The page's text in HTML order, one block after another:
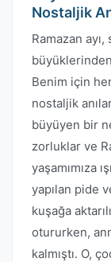
Nostaljik
Ramazan
Benim için
nostaljik
büyüyen bir
zorluklar ve
yaşamımıza
yapılan pide
kuşağa
otururken,
kalmıştı. O,